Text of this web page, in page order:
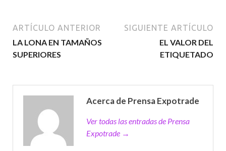
ARTÍCULO ANTERIOR
LA LONA EN TAMAÑOS
SUPERIORES
SIGUIENTE ARTÍCULO
EL VALOR DEL
ETIQUETADO
Acerca de Prensa Expotrade
Ver todas las entradas de Prensa
Expotrade →